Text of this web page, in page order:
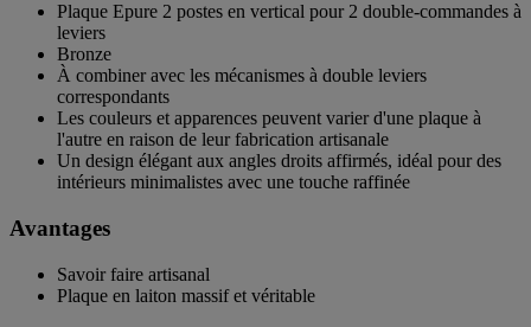
Plaque Epure 2 postes en vertical pour 2 double-commandes à
leviers
Bronze
À combiner avec les mécanismes à double leviers
correspondants
Les couleurs et apparences peuvent varier d'une plaque à
l'autre en raison de leur fabrication artisanale
Un design élégant aux angles droits affirmés, idéal pour des
intérieurs minimalistes avec une touche raffinée
Avantages
Savoir faire artisanal
Plaque en laiton massif et véritable